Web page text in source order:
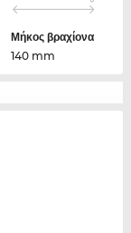
Μήκος βραχίονα
140 mm